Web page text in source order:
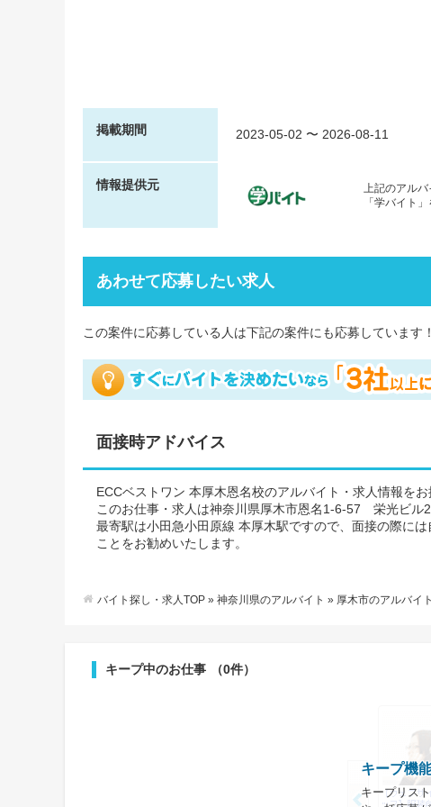
掲載期間 2023-05-02 〜 2026-08-11
情報提供元
上記のアルバ
「学バイト
あわせて応募したい求人
この案件に応募している人は下記の案件にも応募しています
面接時アドバイス
ECCベストワン 本厚木恩名校のアルバイト・求人情報を
このお仕事・求人は神奈川県厚木市恩名1-6-57 栄光ビル
最寄駅は小田急小田原線 本厚木駅ですので、面接の際に
ことをお勧めいたします。
バイト探し・求人TOP » 神奈川県のアルバイト » 厚木市のアルバイト
キープ中のお仕事 （0件）
キープ機
キープリス